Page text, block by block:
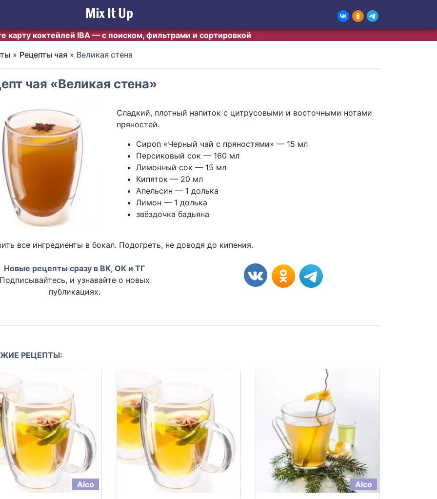
карту коктейлей IBA — с поиском, фильтрами и сортировкой
» Рецепты чая » Великая стена
чая «Великая стена»
Сладкий, плотный напиток с цитрусовыми и восточными нотами
пряностей.
Сироп «Черный чай с пряностями» — 15 мл
Персиковый сок — 160 мл
Лимонный сок — 15 мл
Кипяток — 20 мл
Апельсин — 1 долька
Лимон — 1 долька
звёздочка бадьяна
все ингредиенты в бокал. Подогреть, не доводя до кипения.
Новые рецепты сразу в ВК, ОК и ТГ
и узнавайте о новых
публикациях.
РЕЦЕПТЫ:
Alco Alco